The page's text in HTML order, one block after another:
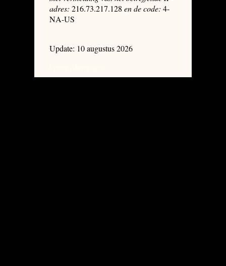
adres: 216.73.217.128 en de code: 4-
NA-US
Update: 10 augustus 2026